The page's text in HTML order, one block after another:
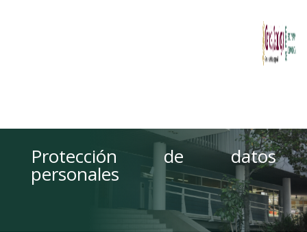
Protección de datos
personales